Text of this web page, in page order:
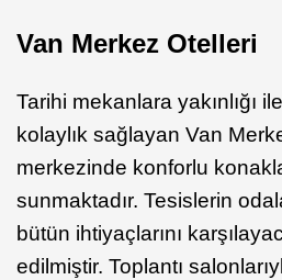
Van Merkez Otelleri
Tarihi mekanlara yakınlığı
kolaylık sağlayan Van
merkezinde konforlu
sunmaktadır. Tesislerin
bütün ihtiyaçlarını
edilmiştir. Toplantı